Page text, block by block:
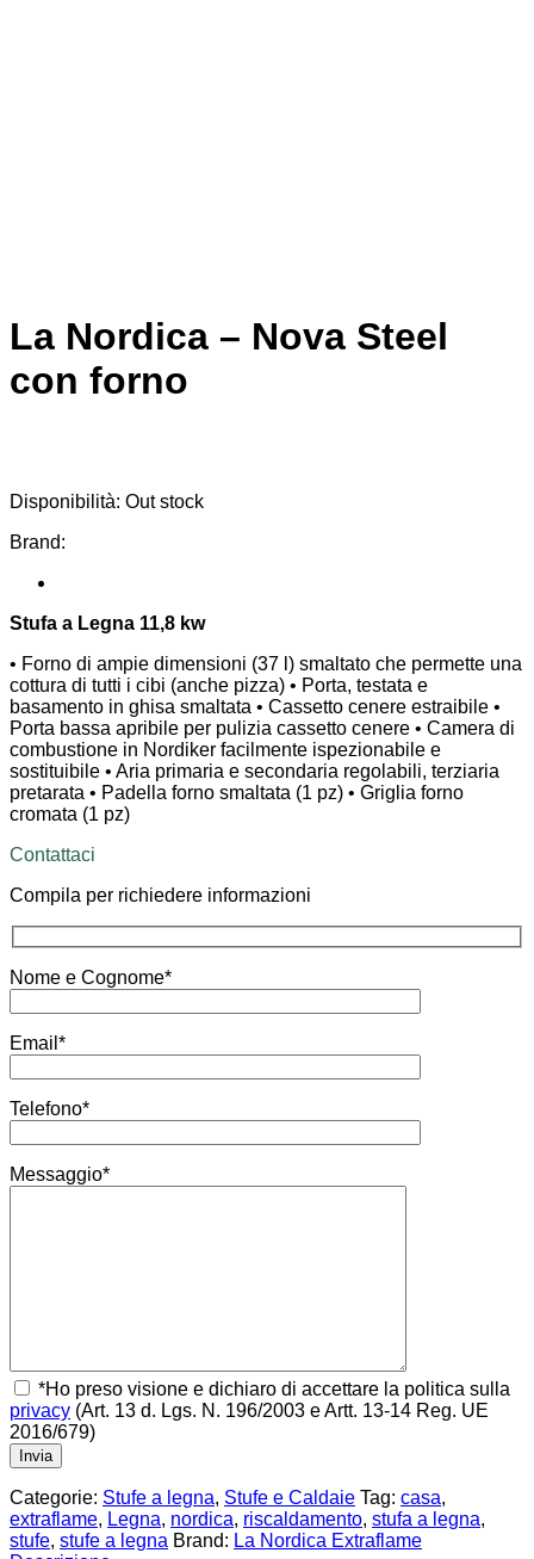
La Nordica – Nova Steel
con forno
Disponibilità: Out stock
Brand:
Stufa a Legna 11,8 kw
• Forno di ampie dimensioni (37 l) smaltato che permette una
cottura di tutti i cibi (anche pizza) • Porta, testata e
basamento in ghisa smaltata • Cassetto cenere estraibile •
Porta bassa apribile per pulizia cassetto cenere • Camera di
combustione in Nordiker facilmente ispezionabile e
sostituibile • Aria primaria e secondaria regolabili, terziaria
pretarata • Padella forno smaltata (1 pz) • Griglia forno
cromata (1 pz)
Contattaci
Compila per richiedere informazioni
Nome e Cognome*
Email*
Telefono*
Messaggio*
*Ho preso visione e dichiaro di accettare la politica sulla
privacy (Art. 13 d. Lgs. N. 196/2003 e Artt. 13-14 Reg. UE
2016/679)
Categorie: Stufe a legna, Stufe e Caldaie Tag: casa,
extraflame, Legna, nordica, riscaldamento, stufa a legna,
stufe, stufe a legna Brand: La Nordica Extraflame